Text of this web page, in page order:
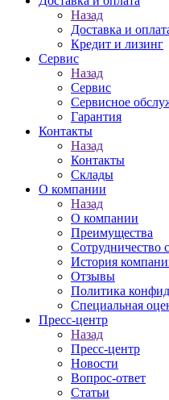
Назад
Доставка и
Кредит и лизинг
Сервис
Назад
Сервис
Сервисное
Гарантия
Контакты
Назад
Контакты
Склады
О компании
Назад
О компании
Преимущества
Сотрудничество
История
Отзывы
Политика
Специальная
Пресс-центр
Назад
Пресс-центр
Новости
Вопрос-ответ
Статьи